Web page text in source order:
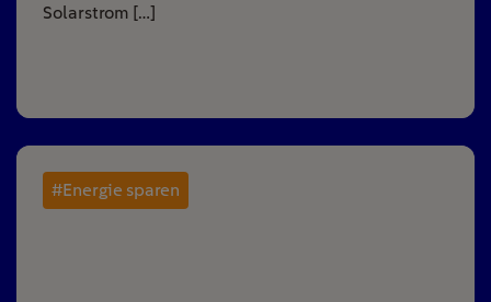
Solarstrom […]
#Energie sparen